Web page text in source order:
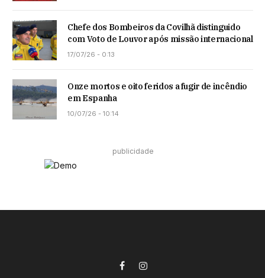
Chefe dos Bombeiros da Covilhã distinguido
com Voto de Louvor após missão internacional
17/07/26 - 0:13
Onze mortos e oito feridos a fugir de incêndio
em Espanha
10/07/26 - 10:14
publicidade
FacebookInstagram